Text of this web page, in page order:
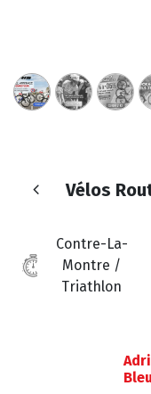
Vélos
Contre-La-
Montre /
Triathlon